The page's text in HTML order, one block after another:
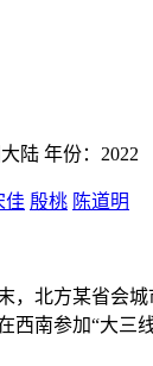
陆 年份： 2022
佳 殷桃 陈道明
，北方某省会城
西南参加“大三